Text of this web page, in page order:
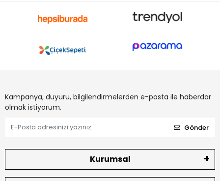
Kampanya, duyuru, bilgilendirmelerden e-posta ile haberdar
olmak istiyorum.
Gönder
Kurumsal